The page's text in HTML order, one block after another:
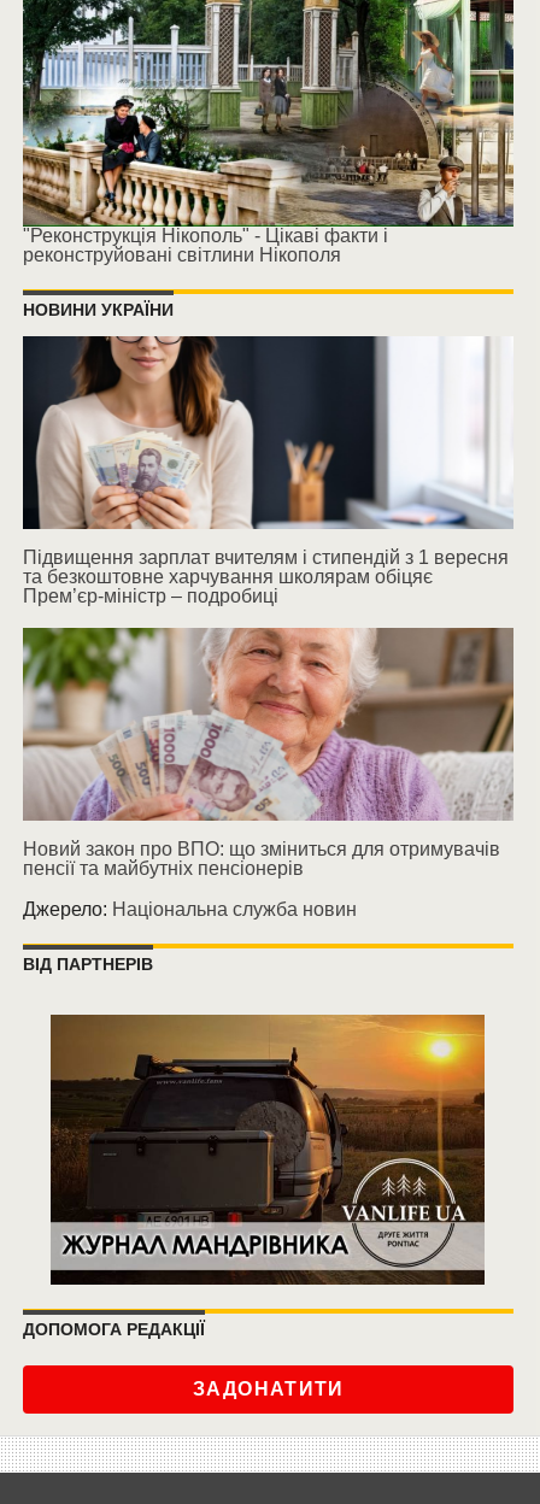
"Реконструкція Нікополь" - Цікаві факти і
реконструйовані світлини Нікополя
НОВИНИ УКРАЇНИ
Підвищення зарплат вчителям і стипендій з 1 вересня
та безкоштовне харчування школярам обіцяє
Прем’єр-міністр – подробиці
Новий закон про ВПО: що зміниться для отримувачів
пенсії та майбутніх пенсіонерів
Джерело: Національна служба новин
ВІД ПАРТНЕРІВ
ДОПОМОГА РЕДАКЦІЇ
ЗАДОНАТИТИ